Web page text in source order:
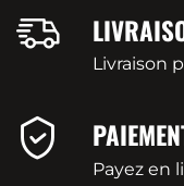
Livraison
Payez en